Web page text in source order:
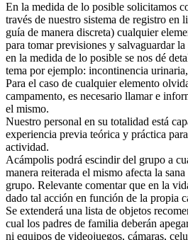
En la medida de lo posible solicitamos
través de nuestro sistema de registro en
guía de manera discreta) cualquier
para tomar previsiones y salvaguardar
en la medida de lo posible se nos dé
tema por ejemplo: incontinencia
Para el caso de cualquier elemento
campamento, es necesario llamar e
el mismo.
Nuestro personal en su totalidad está
experiencia previa teórica y práctica
actividad.
Acámpolis podrá escindir del grupo a
manera reiterada el mismo afecta la
grupo. Relevante comentar que en la
dado tal acción en función de la propia
Se extenderá una lista de objetos
cual los padres de familia deberán
ni equipos de videojuegos, cámaras,